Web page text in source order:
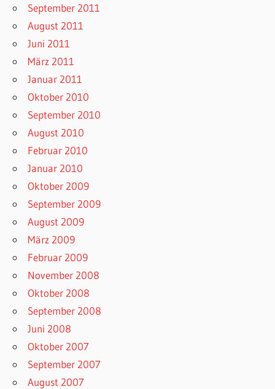
September 2011
August 2011
Juni 2011
März 2011
Januar 2011
Oktober 2010
September 2010
August 2010
Februar 2010
Januar 2010
Oktober 2009
September 2009
August 2009
März 2009
Februar 2009
November 2008
Oktober 2008
September 2008
Juni 2008
Oktober 2007
September 2007
August 2007